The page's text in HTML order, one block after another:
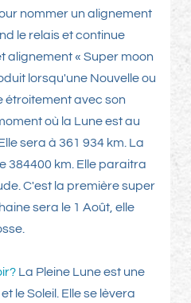
nommer un alignement
le relais et continue
alignement « Super moon
lorsqu'une Nouvelle ou
étroitement avec son
où la Lune est au
sera à 361 934 km. La
384400 km. Elle paraitra
C'est la première super
sera le 1 Août, elle
La Pleine Lune est une
le Soleil. Elle se lèvera